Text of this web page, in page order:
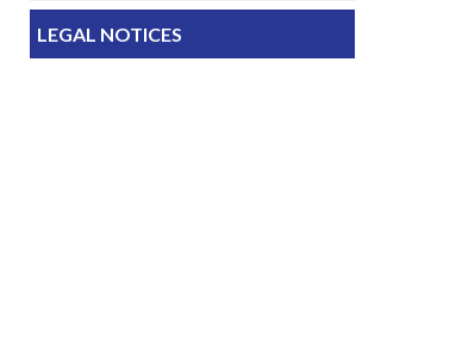
LEGAL NOTICES